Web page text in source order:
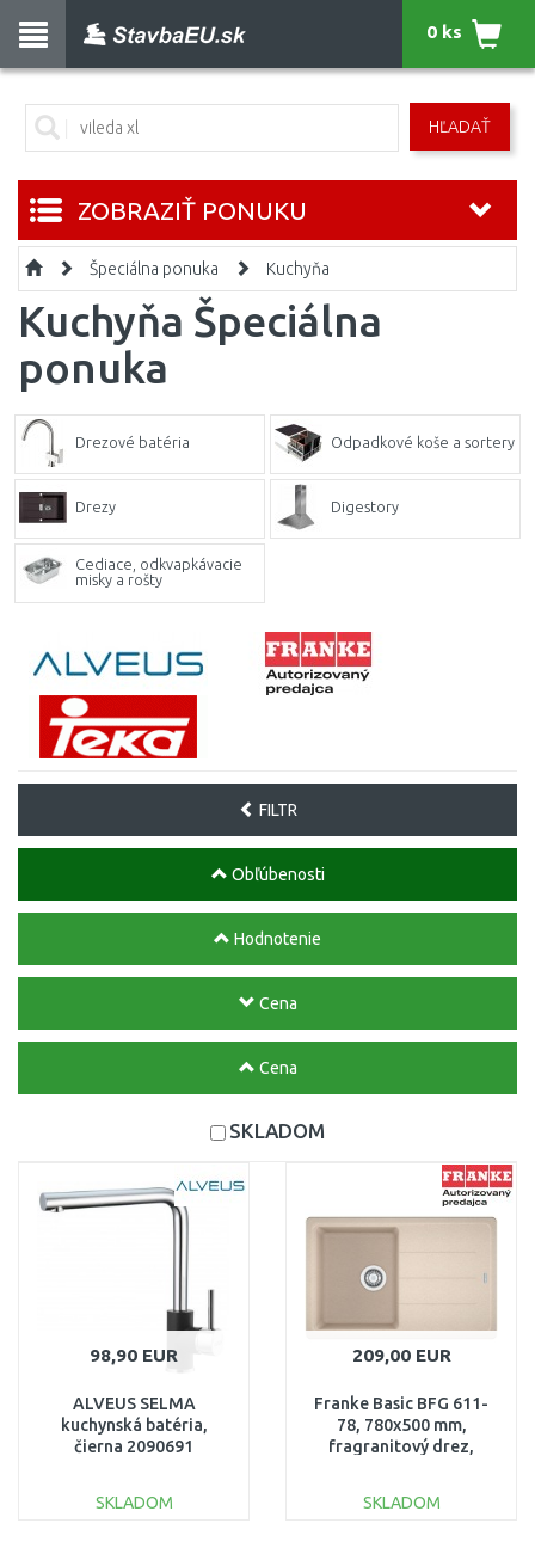
HĽADAŤ
0 ks
ZOBRAZIŤ PONUKU
Špeciálna ponuka Kuchyňa
Kuchyňa Špeciálna
ponuka
Drezové batéria Odpadkové koše a sortery
Drezy Digestory
Cediace, odkvapkávacie
misky a rošty
FILTR
Obľúbenosti
Hodnotenie
Cena
Cena
SKLADOM
98,90 EUR
ALVEUS SELMA
kuchynská batéria,
čierna 2090691
SKLADOM
209,00 EUR
Franke Basic BFG 611-
78, 780x500 mm,
fragranitový drez,
SKLADOM